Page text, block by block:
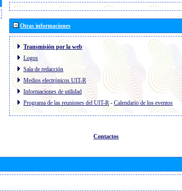
Otras informaciones
Transmisión por la web
Logos
Sala de redacción
Medios electrónicos UIT-R
Informaciones de utilidad
Programa de las reuniones del UIT-R- Calendario de los eventos
Contactos